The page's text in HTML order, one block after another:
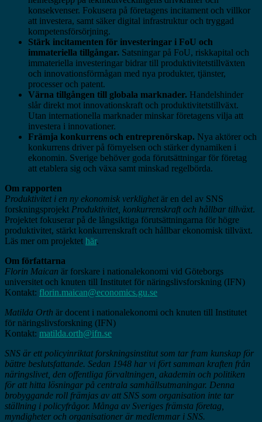
konsekvenser. Fokusera på företagens incitament och villkor
att investera, samt säker digital infrastruktur och tryggad
kompetensförsörjning.
Stärk incitamenten för investeringar i FoU och
immateriella tillgångar. Satsningar på FoU, riskkapital och
immateriella investeringar bidrar till produktivitetstillväxten
och innovationsförmågan med nya produkter, tjänster,
processer och patent.
Värna tillgången till globala marknader. Handelshinder
slår direkt mot innovationskraft och produktivitetstillväxt.
Utan internationella marknader minskar företagens vilja att
investera i innovationer.
Främja konkurrens och entreprenörskap. Nya aktörer och
konkurrens driver på förnyelsen och stärker dynamiken i
ekonomin. Sverige behöver goda förutsättningar för företag
att etablera sig och växa samt minskad regelbörda.
Om rapporten
Produktivitet i en ny ekonomisk verklighetär en del av SNS
forskningsprojekt Produktivitet, konkurrenskraft och hållbar tillväxt.
Projektet fokuserar på de långsiktiga förutsättningarna för högre
produktivitet, stärkt konkurrenskraft och hållbar ekonomisk tillväxt.
Läs mer om projektet här.
Om författarna
Florin Maican är forskare i nationalekonomi vid Göteborgs
universitet och knuten till Institutet för näringslivsforskning (IFN)
Kontakt: florin.maican@economics.gu.se
Matilda Orth är docent i nationalekonomi och knuten till Institutet
för näringslivsforskning (IFN)
Kontakt: matilda.orth@ifn.se
SNS är ett policyinriktat forskningsinstitut som tar fram kunskap för
bättre beslutsfattande. Sedan 1948 har vi fört samman kraften från
näringslivet, den offentliga förvaltningen, akademin och politiken
för att hitta lösningar på centrala samhällsutmaningar. Denna
brobyggande roll främjas av att SNS som organisation inte tar
ställning i policyfrågor. Många av Sveriges främsta företag,
myndigheter och organisationer är medlemmar i SNS.